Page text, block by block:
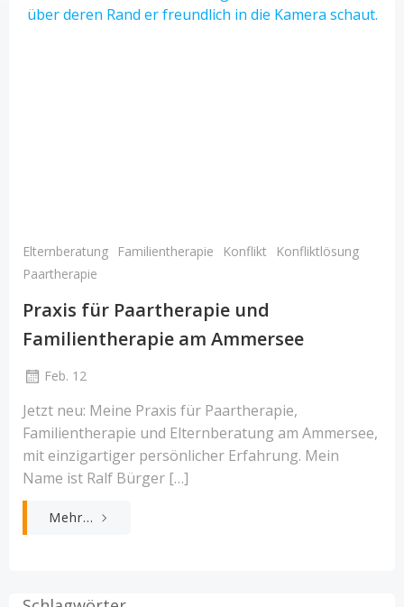
Elternberatung Familientherapie Konflikt
Konfliktlösung
Paartherapie
Praxis für Paartherapie und
Familientherapie am Ammersee
Feb. 12
Jetzt neu: Meine Praxis für Paartherapie,
Familientherapie und Elternberatung am Ammersee,
mit einzigartiger persönlicher Erfahrung. Mein
Name ist Ralf Bürger […]
Mehr...